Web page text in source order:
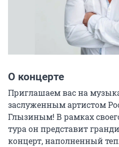
О концерте
Приглашаем вас на
заслуженным артистом
Глызиным! В рамках
тура он представит
концерт, наполненный